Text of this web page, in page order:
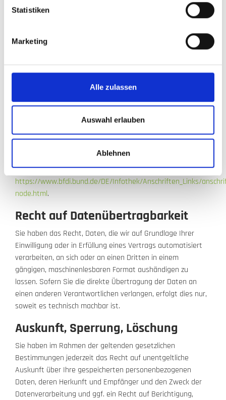
Statistiken
Marketing
Alle zulassen
Auswahl erlauben
Ablehnen
formlose Mitteilung per E-Mail an uns. Die Rechtmäßigkeit
der bis zum Widerruf erfolgten Datenverarbeitung bleibt
Beschwerderecht bei der
zuständigen Aufsichtsbehörde
Im Falle datenschutzrechtlicher Verstöße steht dem
Aufsichtsbehörde zu. Zuständige Aufsichtsbehörde in
datenschutzrechtlichen Fragen ist der
Landesdatenschutzbeauftragte des Bundeslandes, in dem
Datenschutzbeauftragten sowie deren Kontaktdaten
können folgendem Link entnommen werden:
https://www.bfdi.bund.de/DE/Infothek/Anschriften_Links/
node.html.
Recht auf Datenübertragbarkeit
Sie haben das Recht, Daten, die wir auf Grundlage Ihrer
Einwilligung oder in Erfüllung eines Vertrags automatisiert
verarbeiten, an sich oder an einen Dritten in einem
gängigen, maschinenlesbaren Format aushändigen zu
lassen. Sofern Sie die direkte Übertragung der Daten an
einen anderen Verantwortlichen verlangen, erfolgt dies nur,
soweit es technisch machbar ist.
Auskunft, Sperrung, Löschung
Sie haben im Rahmen der geltenden gesetzlichen
Bestimmungen jederzeit das Recht auf unentgeltliche
Auskunft über Ihre gespeicherten personenbezogenen
Daten, deren Herkunft und Empfänger und den Zweck der
Datenverarbeitung und ggf. ein Recht auf Berichtigung,